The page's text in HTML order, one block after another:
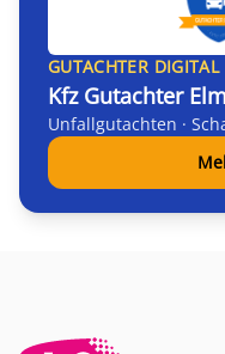
GUTACHTER DIGITAL
Kfz Gutachter
Unfallgutachten ·